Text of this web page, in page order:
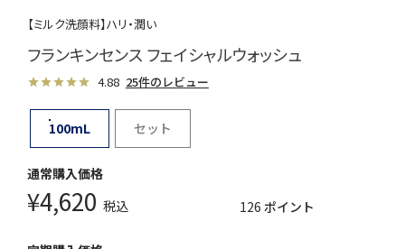
【ミルク洗顔料】ハリ・潤い
フランキンセンス フェイシャルウォッシュ
4.88 25件のレビュー
100mL セット
¥4,620 税込 126 ポイント